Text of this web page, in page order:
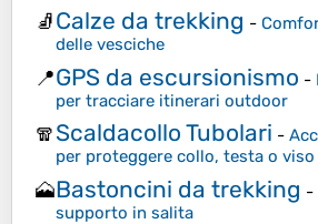
🧦Calze da trekking -
delle vesciche
📍GPS da escursionismo -
per tracciare itinerari outdoor
🧣Scaldacollo Tubolari -
per proteggere collo, testa o viso
🗻Bastoncini da trekking -
supporto in salita